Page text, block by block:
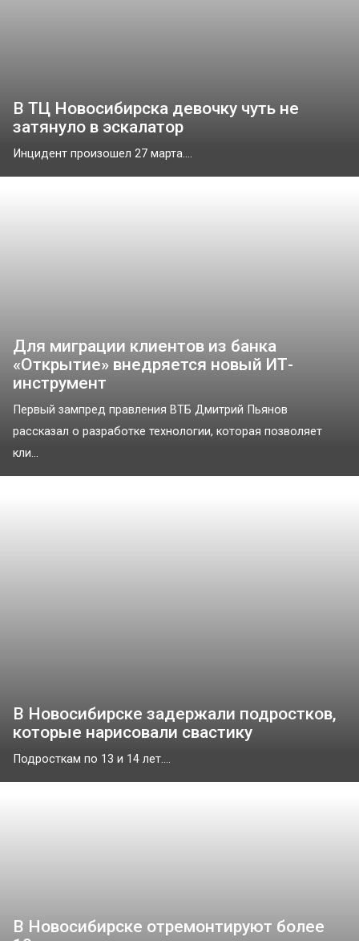
В ТЦ Новосибирска девочку чуть не
затянуло в эскалатор
Инцидент произошел 27 марта....
Для миграции клиентов из банка
«Открытие» внедряется новый ИТ-
инструмент
Первый зампред правления ВТБ Дмитрий Пьянов
рассказал о разработке технологии, которая позволяет
кли...
В Новосибирске задержали подростков,
которые нарисовали свастику
Подросткам по 13 и 14 лет....
В Новосибирске отремонтируют более